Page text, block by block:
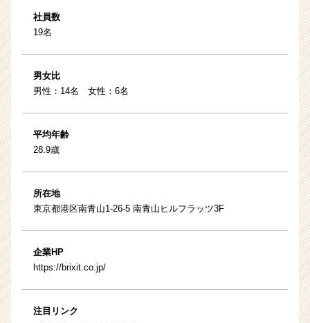
社員数
19名
男女比
男性：14名 女性：6名
平均年齢
28.9歳
所在地
東京都港区南青山1-26-5 南青山ヒルフラッツ3F
企業HP
https://brixit.co.jp/
注目リンク